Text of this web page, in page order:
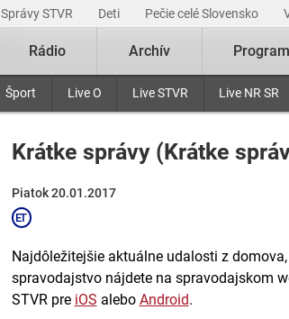
Správy STVR Deti Pečie celé Slovensko
Šport Live O Live STVR Live NR SR
Rádio Archív Program
Krátke správy (Krátke
Piatok 20.01.2017
Najdôležitejšie aktuálne udalosti z
spravodajstvo nájdete na spravodajskom
STVR pre iOS alebo Android.